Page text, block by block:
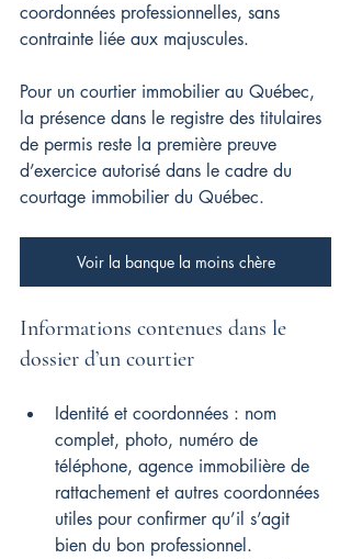
coordonnées professionnelles, sans
contrainte liée aux majuscules.
Pour un courtier immobilier au Québec,
la présence dans le registre des titulaires
de permis reste la première preuve
d’exercice autorisé dans le cadre du
courtage immobilier du Québec.
Voir la banque la moins chère
Informations contenues dans le
dossier d’un courtier
Identité et coordonnées : nom
complet, photo, numéro de
téléphone, agence immobilière de
rattachement et autres coordonnées
utiles pour confirmer qu’il s’agit
bien du bon professionnel.